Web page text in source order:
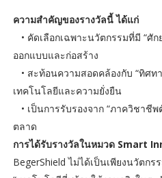
ความสำคัญของรางวัลนี้ ได้แก่
• คัดเลือกเฉพาะนวัตกรรมที่มี “ศั
ออกแบบและก่อสร้าง
• สะท้อนความสอดคล้องกับ “ทิศท
เทคโนโลยีและความยั่งยืน
• เป็นการรับรองจาก “ภาควิชาชีพ
ตลาด
การได้รับรางวัลในหมวด Smart
BegerShield ไม่ได้เป็นเพียงนวัตก